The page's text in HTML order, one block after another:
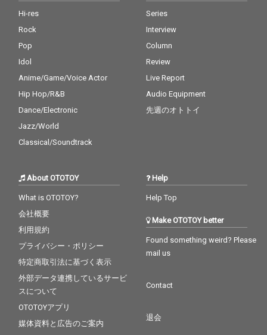
Hi-res
Rock
Pop
Idol
Anime/Game/Voice Actor
Hip Hop/R&B
Dance/Electronic
Jazz/World
Classical/Soundtrack
Series
Interview
Column
Review
Live Report
Audio Equipment
先週のオトトイ
About OTOTOY
What is OTOTOY?
会社概要
利用規約
プライバシー・ポリシー
特定商取引法に基づく表示
外部データ連携しているサービ
スについて
OTOTOYアプリ
媒体資料と広告のご案内
Help
Help Top
Make OTOTOY better
Found something weird? Please
mail us
Contact
退会